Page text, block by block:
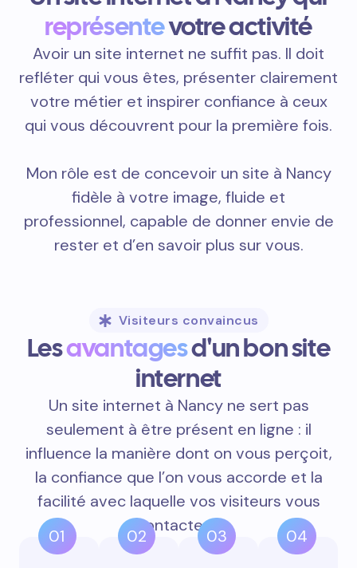
représentevotre activité
Avoir un site internet ne suffit pas. Il doit
refléter qui vous êtes, présenter clairement
votre métier et inspirer confiance à ceux
qui vous découvrent pour la première fois.
Mon rôle est de concevoir un site à Nancy
fidèle à votre image, fluide et
professionnel, capable de donner envie de
rester et d’en savoir plus sur vous.
Visiteurs convaincus
Lesavantagesd'un bon site
internet
Un site internet à Nancy ne sert pas
seulement à être présent en ligne : il
influence la manière dont on vous perçoit,
la confiance que l’on vous accorde et la
facilité avec laquelle vos visiteurs vous
contactent.
01 02 03 04